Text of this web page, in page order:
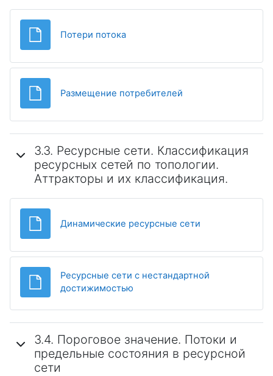
Потери потокаФайл
Размещение потребителей
3.3. Ресурсные сети. Классификация
ресурсных сетей по топологии.
Аттракторы и их классификация.
Динамические ресурсные сети
Ресурсные сети с нестандартной
достижимостью
3.4. Пороговое значение. Потоки и
предельные состояния в ресурсной
сети